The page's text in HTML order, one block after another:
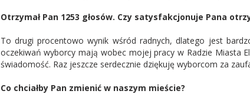
Otrzymał Pan 1253 głosów. Czy satysfakcjonuje Pana
To drugi procentowo wynik wśród radnych, dlatego jest
oczekiwań wyborcy mają wobec mojej pracy w Radzie Miasta
świadomość. Raz jeszcze serdecznie dziękuję wyborcom za
Co chciałby Pan zmienić w naszym mieście?